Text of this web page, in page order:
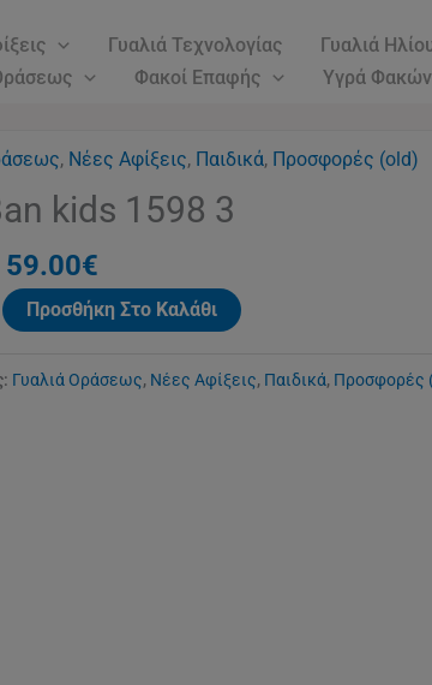
Γυαλιά Τεχνολογίας
Γυαλιά
Φακοί Επαφής
Υγρά Φακών
, Νέες Αφίξεις, Παιδικά, Προσφορές (old)
kids 1598 3
Original
price
was:
79.00€.
59.00€
Η
τρέχουσα
τιμή
59.00€.
Προσθήκη Στο Καλάθι
Γυαλιά Οράσεως, Νέες Αφίξεις, Παιδικά, Προσφορές
59.00€.
ποσότητα